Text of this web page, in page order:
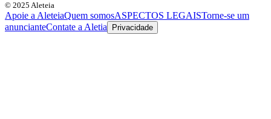
© 2025 Aleteia
Apoie a AleteiaQuem somosASPECTOS LEGAISTorne-se um
anuncianteContate a Aletia Privacidade